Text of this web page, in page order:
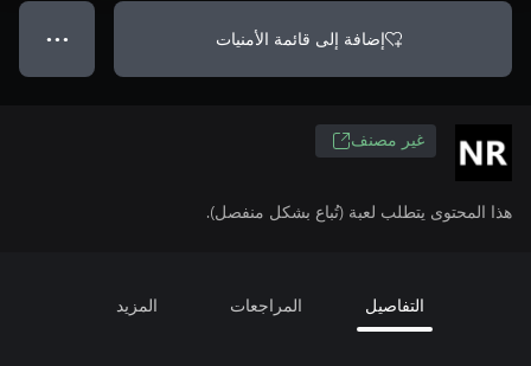
إضافة إلى قائمة الأمنيات ● ● ●
غير مصنف
هذا المحتوى يتطلب لعبة (تُباع بشكل منفصل).
التفاصيل المراجعات المزيد